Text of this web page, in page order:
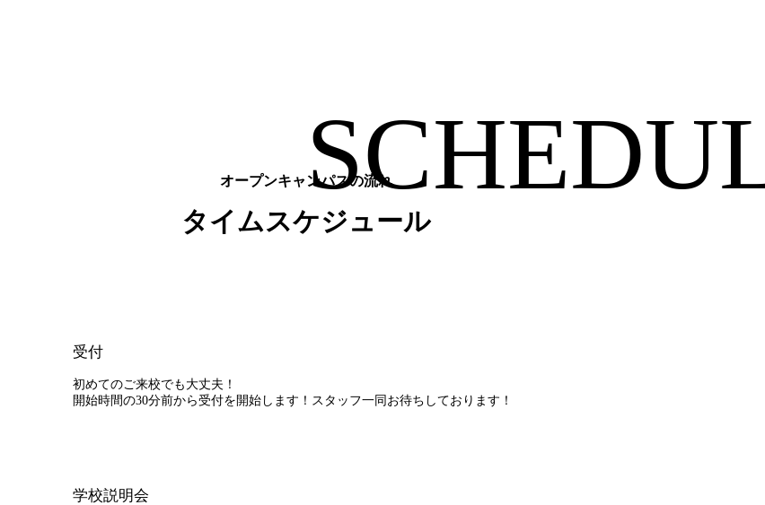
オープンキャンパスの流れ
タイムスケジュール
受付
初めてのご来校でも大丈夫！
開始時間の30分前から受付を開始します！スタッフ一同お待ちしております！
学校説明会